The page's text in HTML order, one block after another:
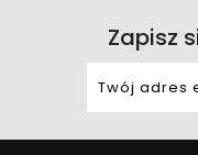
Zapisz